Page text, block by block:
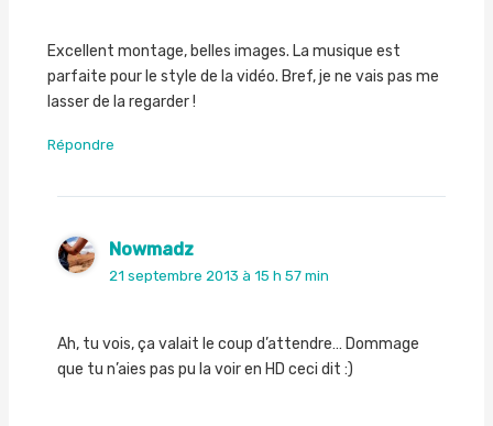
Excellent montage, belles images. La musique est
parfaite pour le style de la vidéo. Bref, je ne vais pas me
lasser de la regarder !
Répondre
Nowmadz
21 septembre 2013 à 15 h 57 min
Ah, tu vois, ça valait le coup d’attendre… Dommage
que tu n’aies pas pu la voir en HD ceci dit :)